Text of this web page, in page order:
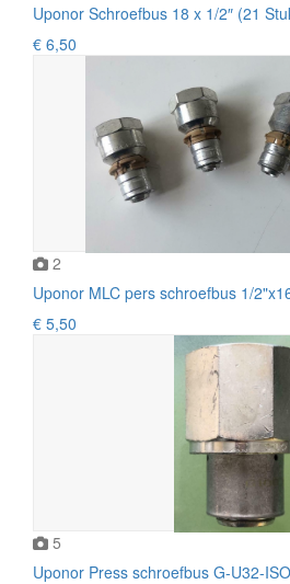
Uponor Schroefbus 18 x 1/2″ (21
€ 6,50
2
Uponor MLC pers schroefbus 1/
€ 5,50
5
Uponor Press schroefbus G-U32-